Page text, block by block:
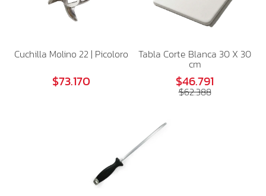
Cuchilla Molino 22 | Picoloro
$73.170
Tabla Corte Blanca 30 X 30
cm
$46.791
$62.388